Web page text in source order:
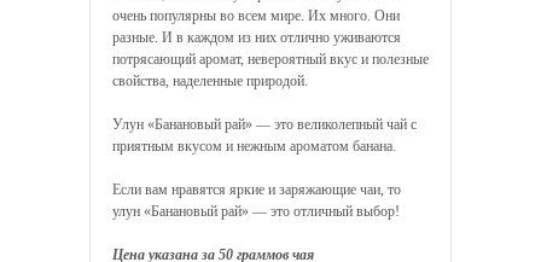
очень популярны во всем мире. Их много. Они
разные. И в каждом из них отлично уживаются
потрясающий аромат, невероятный вкус и полезные
свойства, наделенные природой.
Улун «Банановый рай» — это великолепный чай с
приятным вкусом и нежным ароматом банана.
Если вам нравятся яркие и заряжающие чаи, то
улун «Банановый рай» — это отличный выбор!
Цена указана за 50 граммов чая